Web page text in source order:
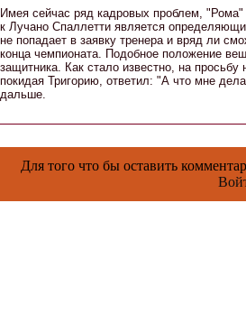
Имея сейчас ряд кадровых проблем,
к Лучано Спаллетти является
не попадает в заявку тренера и вряд ли
конца чемпионата. Подобное положение
защитника. Как стало известно, на
покидая Тригорию, ответил: "А что мне
дальше.
Для того что бы оставить